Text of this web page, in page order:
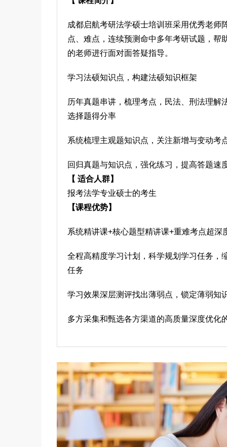
成都启航考研法学硕士培训班采用优秀老
点、难点，连续预测命中多年考研试题，
的老师进行面对面答疑指导。
学习法硕知识点，构建法硕知识框架
历年真题串讲，梳理考点，民法、刑法理
选择题得分率
系统梳理主观题知识点，关注新增与变动考
回归真题与知识点，强化练习，提高答题速
【 适合人群】
报考法学专业硕士的考生
【课程优势】
系统精讲课+核心题型精讲课+重难考点超
全程高精度学习计划，科学规划学习任务，
任务
学习效果深层测评找出薄弱点，锁定薄弱知
多方采集和甄选各方渠道的高质量深度优化